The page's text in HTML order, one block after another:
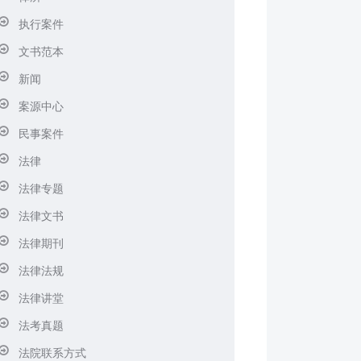
执行案件
文书范本
新闻
案源中心
民事案件
法律
法律专题
法律文书
法律期刊
法律法规
法律讲堂
法考真题
法院联系方式